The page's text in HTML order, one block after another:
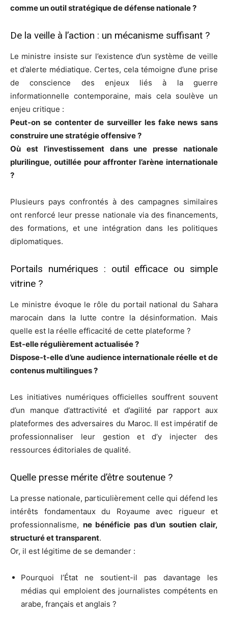
comme un outil stratégique de défense nationale ?
De la veille à l’action : un mécanisme suffisant ?
Le ministre insiste sur l’existence d’un système de veille
et d’alerte médiatique. Certes, cela témoigne d’une prise
de conscience des enjeux liés à la guerre
informationnelle contemporaine, mais cela soulève un
enjeu critique :
Peut-on se contenter de surveiller les fake news sans
construire une stratégie offensive ?
Où est l’investissement dans une presse nationale
plurilingue, outillée pour affronter l’arène internationale
?
Plusieurs pays confrontés à des campagnes similaires
ont renforcé leur presse nationale via des financements,
des formations, et une intégration dans les politiques
diplomatiques.
Portails numériques : outil efficace ou simple
vitrine ?
Le ministre évoque le rôle du portail national du Sahara
marocain dans la lutte contre la désinformation. Mais
quelle est la réelle efficacité de cette plateforme ?
Est-elle régulièrement actualisée ?
Dispose-t-elle d’une audience internationale réelle et de
contenus multilingues ?
Les initiatives numériques officielles souffrent souvent
d’un manque d’attractivité et d’agilité par rapport aux
plateformes des adversaires du Maroc. Il est impératif de
professionnaliser leur gestion et d’y injecter des
ressources éditoriales de qualité.
Quelle presse mérite d’être soutenue ?
La presse nationale, particulièrement celle qui défend les
intérêts fondamentaux du Royaume avec rigueur et
professionnalisme, ne bénéficie pas d’un soutien clair,
structuré et transparent.
Or, il est légitime de se demander :
Pourquoi l’État ne soutient-il pas davantage les
médias qui emploient des journalistes compétents en
arabe, français et anglais ?